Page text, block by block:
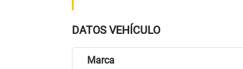
DATOS VEHÍCULO
Marca